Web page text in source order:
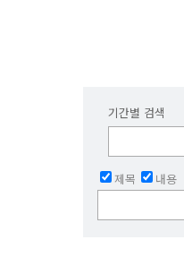
기간별 검색
제목 내용